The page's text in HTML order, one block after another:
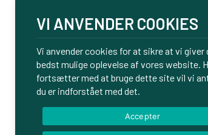
VI ANVENDER COOKIES
Vi anvender cookies for at sikre at vi giver
bedst mulige oplevelse af vores website.
fortsætter med at bruge dette site vil vi
du er indforstået med det.
Accepter